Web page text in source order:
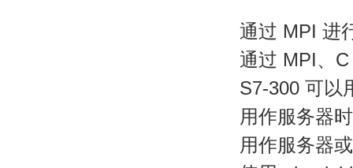
通过 MPI 进
通过 MPI、
S7-300 可以
用作服务器
用作服务器